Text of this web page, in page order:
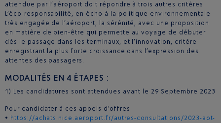
attendue par l’aéroport doit répondre à trois autres critères.
L’éco-responsabilité, en écho à la politique environnementale
très engagée de l’aéroport, la sérénité, avec une proposition
en matière de bien-être qui permette au voyage de débuter
dès le passage dans les terminaux, et l’innovation, critère
enregistrant la plus forte croissance dans l’expression des
attentes des passagers.
MODALITÉS EN 4 ÉTAPES :
1) Les candidatures sont attendues avant le 29 Septembre 2023
Pour candidater à ces appels d’offres
• https://achats.nice.aeroport.fr/autres-consultations/2023-aot-